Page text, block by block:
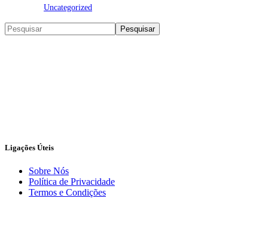
Uncategorized
Search Pesquisar
Ligações Úteis
Sobre Nós
Política de Privacidade
Termos e Condições